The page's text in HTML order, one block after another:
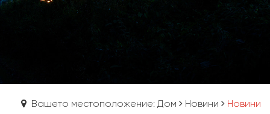
Вашето местоположение: Дом Новини Новини